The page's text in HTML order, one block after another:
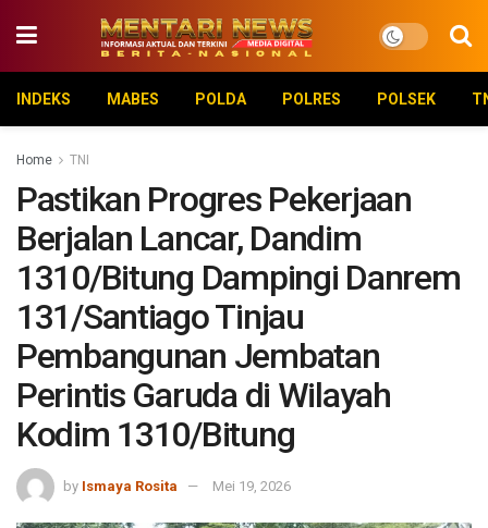
INDEKS MABES POLDA POLRES POLSEK
Home TNI
Pastikan Progres Pekerjaan
Berjalan Lancar, Dandim
1310/Bitung Dampingi Danrem
131/Santiago Tinjau
Pembangunan Jembatan
Perintis Garuda di Wilayah
Kodim 1310/Bitung
by Ismaya Rosita Mei 19, 2026